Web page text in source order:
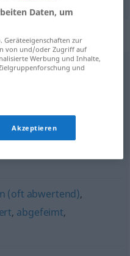
, raffiniert erfinderisch
,aufgeweckt (ugs.)
(oft abwertend),
, abgefeimt,
Daten, um
Geräteeigenschaften zur
von und/oder Zugriff auf
Werbung und Inhalte,
und
Akzeptieren